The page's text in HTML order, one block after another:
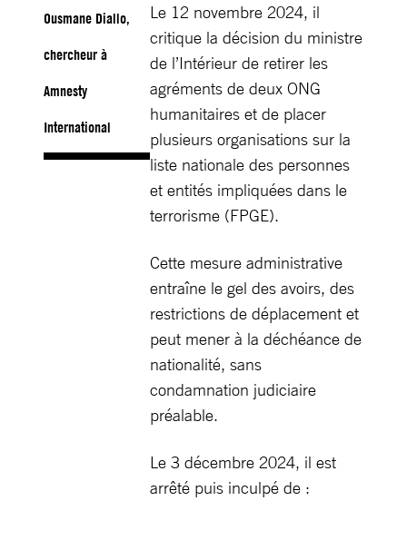
Ousmane Diallo,
chercheur à
Amnesty
International
Le 12 novembre 2024, il
critique la décision du ministre
de l’Intérieur de retirer les
agréments de deux ONG
humanitaires et de placer
plusieurs organisations sur la
liste nationale des personnes
et entités impliquées dans le
terrorisme (FPGE).
Cette mesure administrative
entraîne le gel des avoirs, des
restrictions de déplacement et
peut mener à la déchéance de
nationalité, sans
condamnation judiciaire
préalable.
Le 3 décembre 2024, il est
arrêté puis inculpé de :